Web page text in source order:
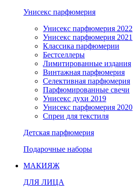
Унисекс парфюмерия
Унисекс парфюмерия 2022
Унисекс парфюмерия 2021
Классика парфюмерии
Бестселлеры
Лимитированные издания
Винтажная парфюмерия
Селективная парфюмерия
Парфюмированные свечи
Унисекс духи 2019
Унисекс парфюмерия 2020
Спреи для текстиля
Детская парфюмерия
Подарочные наборы
МАКИЯЖ
ДЛЯ ЛИЦА